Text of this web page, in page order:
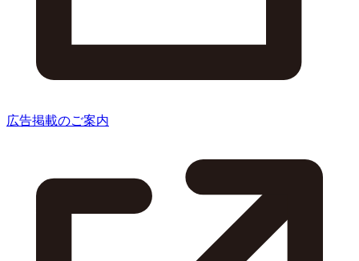
広告掲載のご案内